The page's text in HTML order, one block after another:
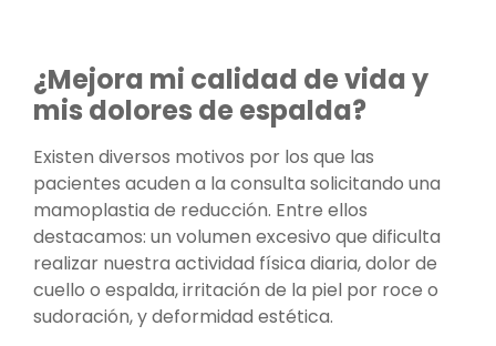
¿Mejora mi calidad de vida y
mis dolores de espalda?
Existen diversos motivos por los que las
pacientes acuden a la consulta solicitando una
mamoplastia de reducción. Entre ellos
destacamos: un volumen excesivo que dificulta
realizar nuestra actividad física diaria, dolor de
cuello o espalda, irritación de la piel por roce o
sudoración, y deformidad estética.